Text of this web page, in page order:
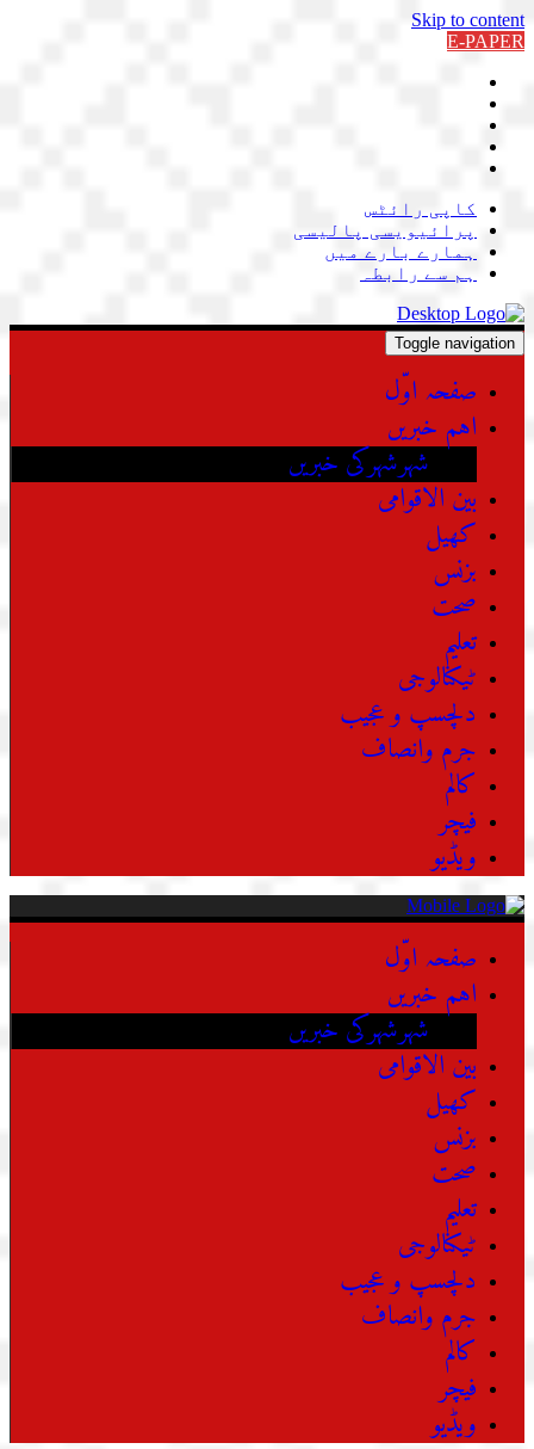
Skip to content
E-PAPER
کاپی رائٹس
پرائیویسی پالیسی
ہمارے بارے میں
ہم سے رابطہ
Toggle navigation
صفحہ اوّل
اہم خبریں
شہرشہرکی خبریں
بین الاقوامی
کھیل
بزنس
صحت
تعلیم
ٹیکنالوجی
دلچسپ و عجیب
جرم وانصاف
کالم
فیچر
ویڈیو
صفحہ اوّل
اہم خبریں
شہرشہرکی خبریں
بین الاقوامی
کھیل
بزنس
صحت
تعلیم
ٹیکنالوجی
دلچسپ و عجیب
جرم وانصاف
کالم
فیچر
ویڈیو